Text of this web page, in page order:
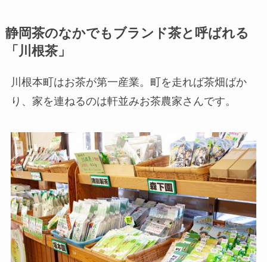
静岡茶のなかでもブランド茶と呼ばれる
「川根茶」
川根本町はお茶が第一産業。町を走れば茶畑ばか
り、家を連ねるのは軒並みお茶農家さんです。